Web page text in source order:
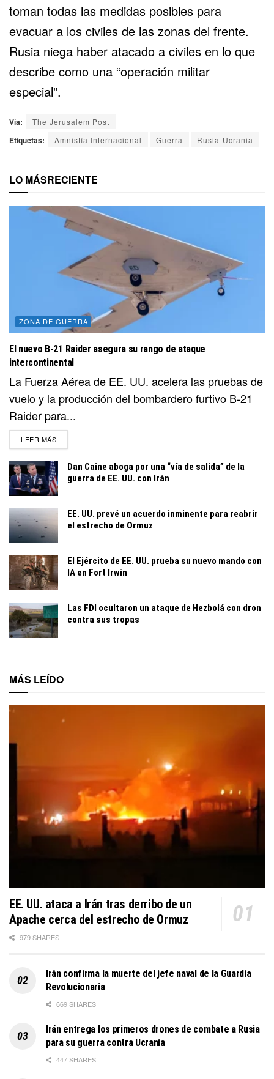
toman todas las medidas posibles para
evacuar a los civiles de las zonas del frente.
Rusia niega haber atacado a civiles en lo que
describe como una “operación militar
especial”.
Vía: The Jerusalem Post
Etiquetas: Amnistía Internacional Guerra Rusia-Ucrania
LO MÁSRECIENTE
ZONA DE GUERRA
El nuevo B-21 Raider asegura su rango de ataque
intercontinental
La Fuerza Aérea de EE. UU. acelera las pruebas de
vuelo y la producción del bombardero furtivo B-21
Raider para...
LEER MÁSDETAILS
Dan Caine aboga por una “vía de salida” de la
guerra de EE. UU. con Irán
EE. UU. prevé un acuerdo inminente para reabrir
el estrecho de Ormuz
El Ejército de EE. UU. prueba su nuevo mando con
IA en Fort Irwin
Las FDI ocultaron un ataque de Hezbolá con dron
contra sus tropas
MÁS LEÍDO
EE. UU. ataca a Irán tras derribo de un
Apache cerca del estrecho de Ormuz
979 SHARES
Irán confirma la muerte del jefe naval de la Guardia
Revolucionaria
669 SHARES
Irán entrega los primeros drones de combate a Rusia
para su guerra contra Ucrania
447 SHARES